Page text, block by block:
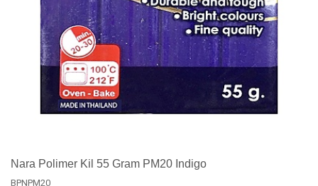
Nara Polimer Kil 55 Gram PM20 Indigo
BPNPM20